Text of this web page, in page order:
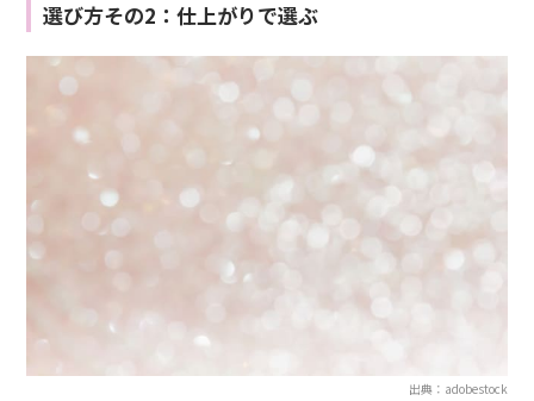
選び方その2：仕上がりで選ぶ
出典：adobestock